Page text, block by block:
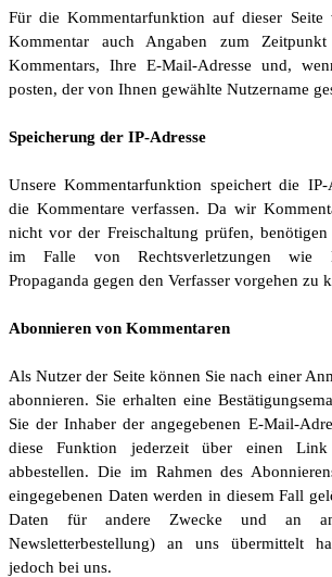
Für die Kommentarfunktion auf dieser Seite
Kommentar auch Angaben zum
Kommentars, Ihre E-Mail-Adresse und,
posten, der von Ihnen gewählte Nutzername
Speicherung der IP-Adresse
Unsere Kommentarfunktion speichert die IP-
die Kommentare verfassen. Da wir
nicht vor der Freischaltung prüfen,
im Falle von Rechtsverletzungen wie
Propaganda gegen den Verfasser vorgehen zu
Abonnieren von Kommentaren
Als Nutzer der Seite können Sie nach einer
abonnieren. Sie erhalten eine
Sie der Inhaber der angegebenen E-Mail-
diese Funktion jederzeit über einen
abbestellen. Die im Rahmen des
eingegebenen Daten werden in diesem Fall
Daten für andere Zwecke und an
Newsletterbestellung) an uns übermittelt
jedoch bei uns.